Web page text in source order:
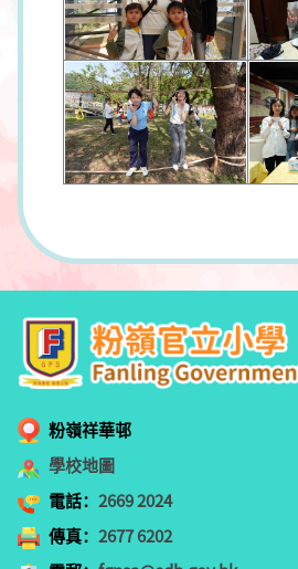
粉嶺祥華邨
學校地圖
電話：2669 2024
傳真：2677 6202